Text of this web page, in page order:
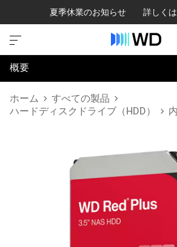
夏季休業のお知らせ 詳しくは
概要
仕様
ホーム
すべての製品
ハードディスクドライブ（HDD）